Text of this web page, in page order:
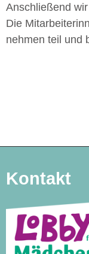
Anschließend
Die
nehmen teil und
Kontakt